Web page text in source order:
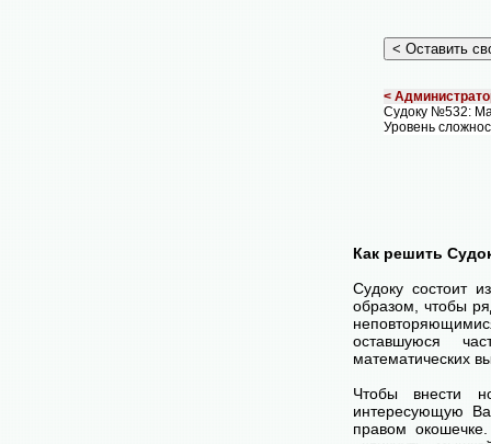
<
Судоку №532:
Уровень
Как решить
Судоку состоит
образом, чтобы
оставшуюся
математических
Чтобы внести
интересующую
правом